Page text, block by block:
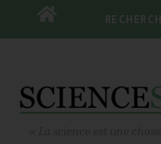
RECHERCHER
« La science est une